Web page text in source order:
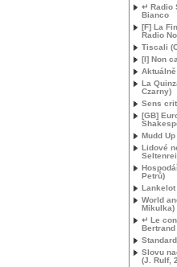
↵ Radio
Bianco
[F] La
Radio
Tiscali
[I] Non
La
Czarny)
Sens
[GB]
Mudd
Lidové
Petrů)
Lankelot
World
Mikulka)
↵ Le
Standard
Slovu
(J. Rulf,